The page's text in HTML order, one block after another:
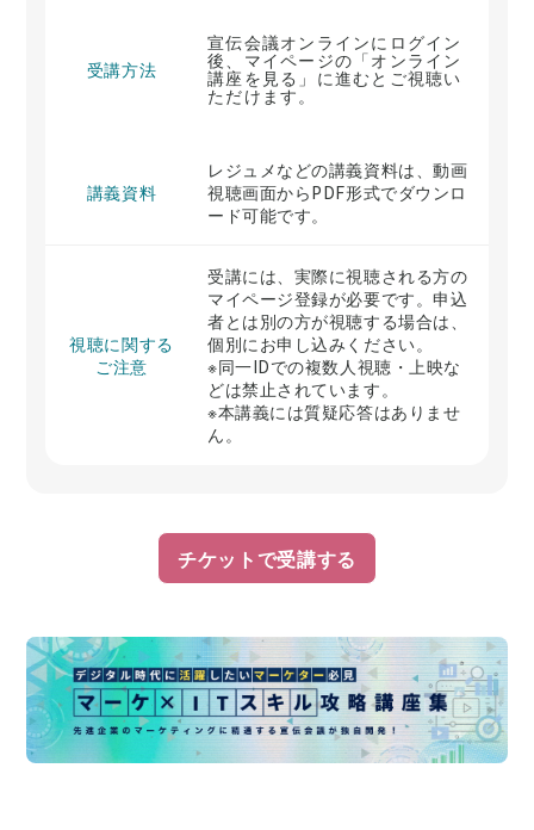
受講方法
宣伝会議オンラインにログイン
後、マイページの「オンライン
講座を見る」に進むとご視聴い
ただけます。
講義資料
レジュメなどの講義資料は、動画
視聴画面からPDF形式でダウンロ
ード可能です。
視聴に関する
ご注意
受講には、実際に視聴される方の
マイページ登録が必要です。申込
者とは別の方が視聴する場合は、
個別にお申し込みください。
※同一IDでの複数人視聴・上映な
どは禁止されています。
※本講義には質疑応答はありませ
ん。
チケットで受講する